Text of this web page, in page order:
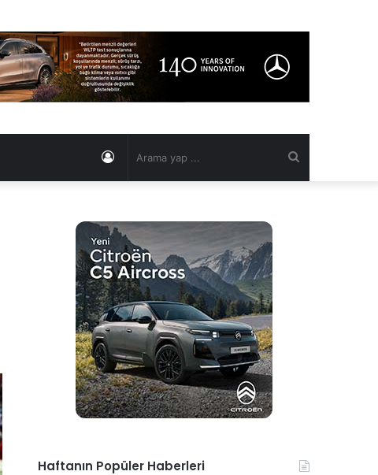
Kayıt
Haftanın Popüler Haberleri